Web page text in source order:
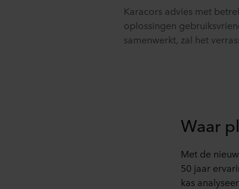
Karacors advies met
oplossingen
samenwerkt, zal het
Waar
Met de
50 jaar
kas